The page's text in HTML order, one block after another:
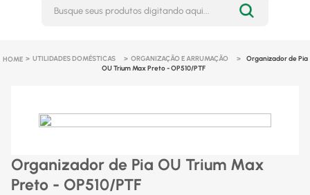
Busque seus produtos
UTILIDADES DOMÉSTICAS ORGANIZAÇÃO E ARRUMAÇÃO
Organizador de Pia
OU Trium Max Preto - OP510/PTF
Organizador de Pia OU Trium Max
Preto - OP510/PTF